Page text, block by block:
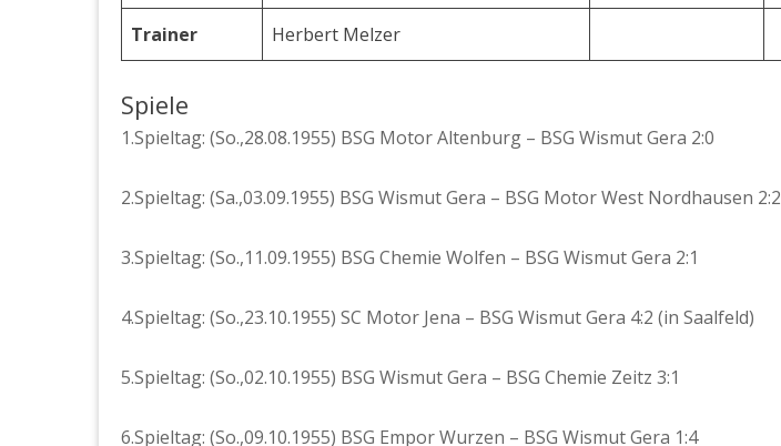
Trainer Herbert Melzer
Spiele
1.Spieltag: (So.,28.08.1955) BSG Motor Altenburg – BSG Wismut Gera 2:0
2.Spieltag: (Sa.,03.09.1955) BSG Wismut Gera – BSG Motor West Nordhausen 2:2
3.Spieltag: (So.,11.09.1955) BSG Chemie Wolfen – BSG Wismut Gera 2:1
4.Spieltag: (So.,23.10.1955) SC Motor Jena – BSG Wismut Gera 4:2 (in Saalfeld)
5.Spieltag: (So.,02.10.1955) BSG Wismut Gera – BSG Chemie Zeitz 3:1
6.Spieltag: (So.,09.10.1955) BSG Empor Wurzen – BSG Wismut Gera 1:4